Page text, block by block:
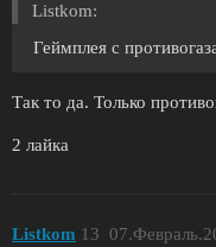
Listkom:
Геймплея с
Так то да. Только
2 лайка
Listkom 13